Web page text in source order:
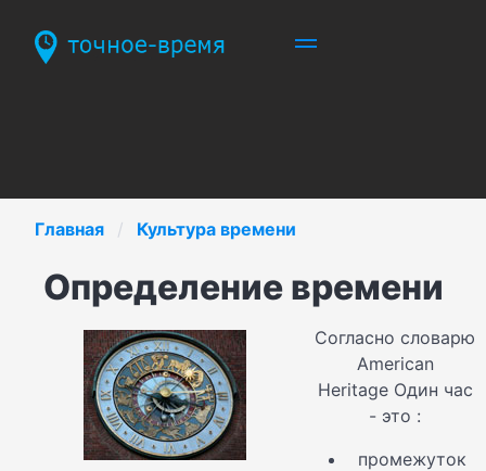
Главная Культура времени
Определение времени
Согласно словарю
American
Heritage Один час
- это :
промежуток